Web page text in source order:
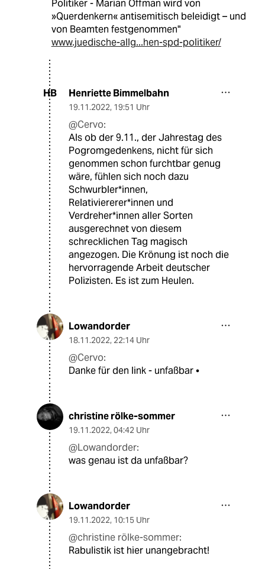
Politiker - Marian Offman wird von
»Querdenkern« antisemitisch beleidigt – und
von Beamten festgenommen"
www.juedische-allg...hen-spd-politiker/
HB Henriette Bimmelbahn
19.11.2022, 19:51 Uhr
@Cervo:
Als ob der 9.11., der Jahrestag des
Pogromgedenkens, nicht für sich
genommen schon furchtbar genug
wäre, fühlen sich noch dazu
Schwurbler*innen,
Relativiererer*innen und
Verdreher*innen aller Sorten
ausgerechnet von diesem
schrecklichen Tag magisch
angezogen. Die Krönung ist noch die
hervorragende Arbeit deutscher
Polizisten. Es ist zum Heulen.
Lowandorder
18.11.2022, 22:14 Uhr
@Cervo:
Danke für den link - unfaßbar •
christine rölke-sommer
19.11.2022, 04:42 Uhr
@Lowandorder:
was genau ist da unfaßbar?
Lowandorder
19.11.2022, 10:15 Uhr
@christine rölke-sommer:
Rabulistik ist hier unangebracht!